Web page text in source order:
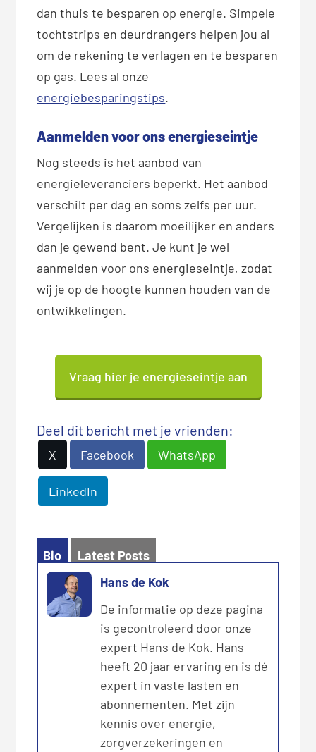
dan thuis te besparen op energie. Simpele
tochtstrips en deurdrangers helpen jou al
om de rekening te verlagen en te besparen
op gas. Lees al onze
energiebesparingstips.
Aanmelden voor ons energieseintje
Nog steeds is het aanbod van
energieleveranciers beperkt. Het aanbod
verschilt per dag en soms zelfs per uur.
Vergelijken is daarom moeilijker en anders
dan je gewend bent. Je kunt je wel
aanmelden voor ons energieseintje, zodat
wij je op de hoogte kunnen houden van de
ontwikkelingen.
Vraag hier je energieseintje aan
Deel dit bericht met je vrienden:
X Facebook WhatsApp
LinkedIn
Bio
Latest Posts
Hans de Kok
De informatie op deze pagina
is gecontroleerd door onze
expert Hans de Kok. Hans
heeft 20 jaar ervaring en is dé
expert in vaste lasten en
abonnementen. Met zijn
kennis over energie,
zorgverzekeringen en